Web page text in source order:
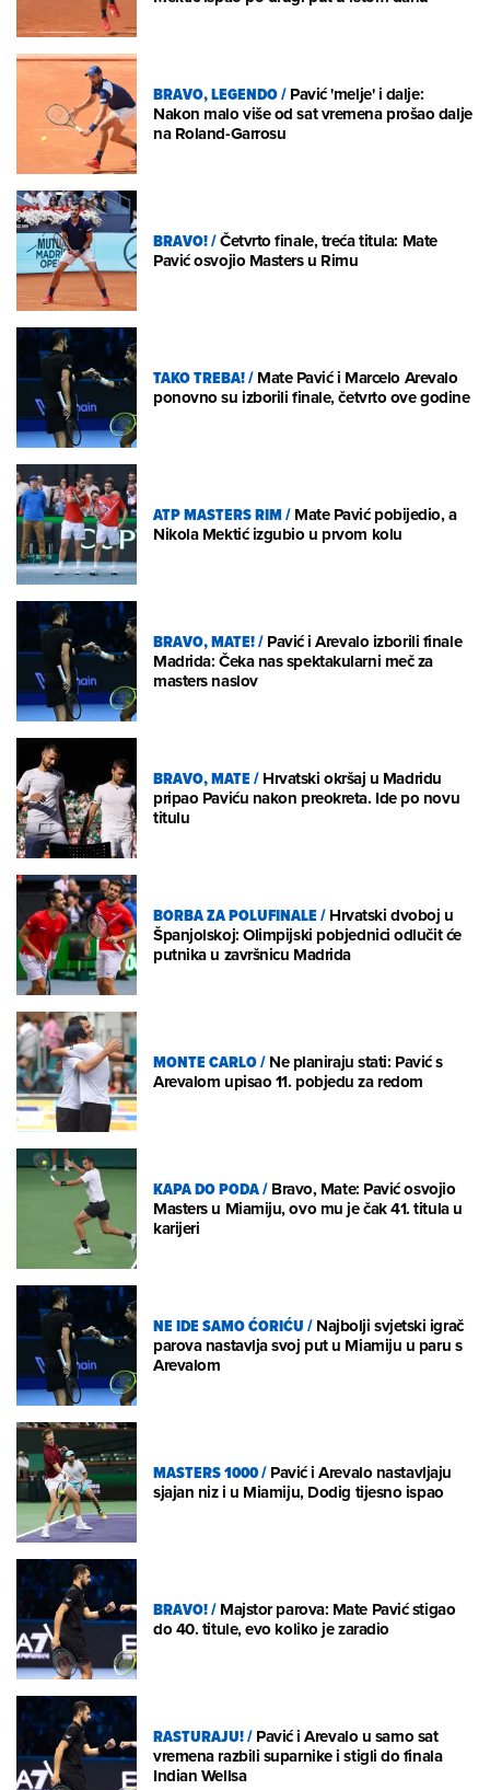
BRAVO, LEGENDO/Pavić 'melje' i dalje:
Nakon malo više od sat vremena prošao dalje
na Roland-Garrosu
BRAVO!/Četvrto finale, treća titula: Mate
Pavić osvojio Masters u Rimu
TAKO TREBA!/Mate Pavić i Marcelo Arevalo
ponovno su izborili finale, četvrto ove godine
ATP MASTERS RIM/Mate Pavić pobijedio, a
Nikola Mektić izgubio u prvom kolu
BRAVO, MATE!/Pavić i Arevalo izborili finale
Madrida: Čeka nas spektakularni meč za
masters naslov
BRAVO, MATE/Hrvatski okršaj u Madridu
pripao Paviću nakon preokreta. Ide po novu
titulu
BORBA ZA POLUFINALE/Hrvatski dvoboj u
Španjolskoj: Olimpijski pobjednici odlučit će
putnika u završnicu Madrida
MONTE CARLO/Ne planiraju stati: Pavić s
Arevalom upisao 11. pobjedu za redom
KAPA DO PODA/Bravo, Mate: Pavić osvojio
Masters u Miamiju, ovo mu je čak 41. titula u
karijeri
NE IDE SAMO ĆORIĆU/Najbolji svjetski igrač
parova nastavlja svoj put u Miamiju u paru s
Arevalom
MASTERS 1000/Pavić i Arevalo nastavljaju
sjajan niz i u Miamiju, Dodig tijesno ispao
BRAVO!/Majstor parova: Mate Pavić stigao
do 40. titule, evo koliko je zaradio
RASTURAJU!/Pavić i Arevalo u samo sat
vremena razbili suparnike i stigli do finala
Indian Wellsa